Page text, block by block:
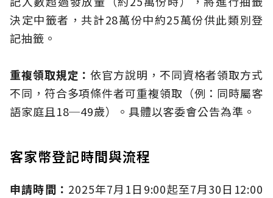
決定中籤者，共計28萬份中約25萬份供此類別登
記抽籤。
重複領取規定：依官方說明，不同資格者領取方式
不同，符合多項條件者可重複領取（例：同時屬客
語家庭且18─49歲）。具體以客委會公告為準。
客家幣登記時間與流程
申請時間： 2025年7月1日9:00起至7月30日12:00